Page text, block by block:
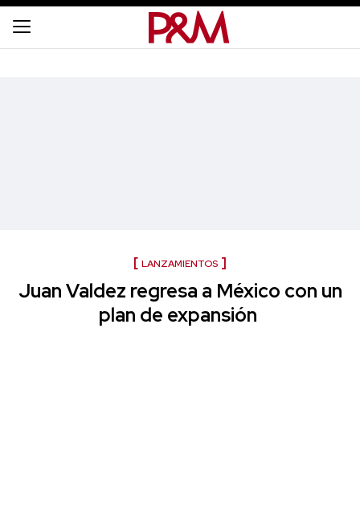
LANZAMIENTOS
Juan Valdez regresa a México con un
plan de expansión